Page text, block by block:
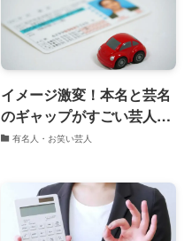
イメージ激変！本名と芸名
のギャップがすごい芸人ラ
ンキング
有名人・お笑い芸人